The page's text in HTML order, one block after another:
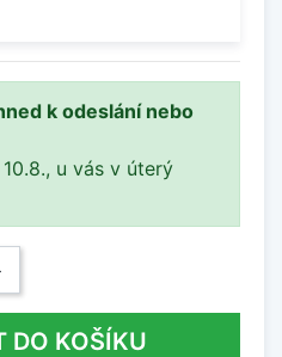
k odeslání nebo
u vás v úterý
DO KOŠÍKU